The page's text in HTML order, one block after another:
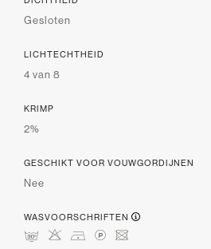
Gesloten
LICHTECHTHEID
4 van 8
KRIMP
2%
GESCHIKT VOOR VOUWGORDIJNEN
Nee
WASVOORSCHRIFTEN
mHDLU